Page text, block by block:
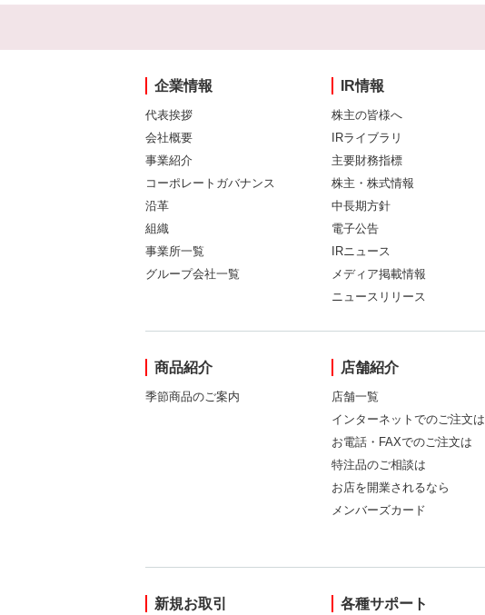
企業情報
代表挨拶
会社概要
事業紹介
コーポレートガバナンス
沿革
組織
事業所一覧
グループ会社一覧
IR情報
株主の皆様へ
IRライブラリ
主要財務指標
株主・株式情報
中長期方針
電子公告
IRニュース
メディア掲載情報
ニュースリリース
商品紹介
季節商品のご案内
店舗紹介
店舗一覧
インターネットでのご注文は
お電話・FAXでのご注文は
特注品のご相談は
お店を開業されるなら
メンバーズカード
新規お取引 各種サポート